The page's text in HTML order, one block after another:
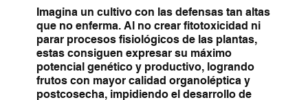
Imagina un cultivo con las defensas tan altas
que no enferma. Al no crear fitotoxicidad ni
parar procesos fisiológicos de las plantas,
estas consiguen expresar su máximo
potencial genético y productivo, logrando
frutos con mayor calidad organoléptica y
postcosecha, impidiendo el desarrollo de